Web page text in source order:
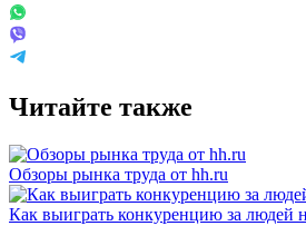
Читайте также
Обзоры рынка труда от hh.ru
Как выиграть конкуренцию за людей